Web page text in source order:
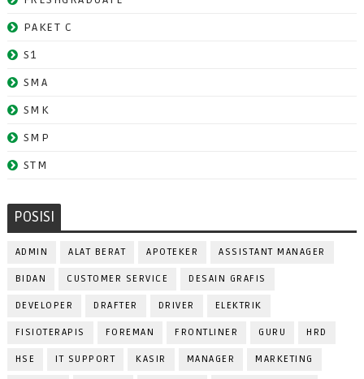
PAKET C
S1
SMA
SMK
SMP
STM
POSISI
ADMIN ALAT BERAT APOTEKER ASSISTANT MANAGER
BIDAN CUSTOMER SERVICE DESAIN GRAFIS
DEVELOPER DRAFTER DRIVER ELEKTRIK
FISIOTERAPIS FOREMAN FRONTLINER GURU HRD
HSE IT SUPPORT KASIR MANAGER MARKETING